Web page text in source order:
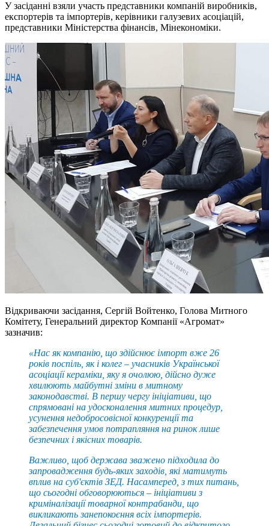
У засіданні взяли участь представники компаній виробників,
експортерів та імпортерів, керівники галузевих асоціацій,
представники Міністерства фінансів, Мінекономіки.
Відкриваючи засідання, Сергій Войтенко, Голова Митного
Комітету, Генеральний директор Компанії «Агромат»
зазначив:
«Нас як компанію, що здійснює імпорт вже 26
років поспіль, як і колег – учасників Української
асоціації кераміки, яку я очолюю, дійсно дуже
хвилюють майбутні зміни в митному
законодавстві. В першу чергу ініціативи, що
спрямовані на удосконалення митних процедур,
усунення недобросовісної конкуренції та
забезпечення умов потрапляння на ринок лише
безпечних і якісних товарів.
Важливо, щоб держава зважено підходила до
запровадження будь-яких заходів, які матимуть
вплив на суб'єктів ЗЕД. Насамперед, з тих питань,
що сьогодні обговорюються – ініціативи з
криміналізації товарної контрабанди, що
викликають занепокоєння всіх імпортерів.